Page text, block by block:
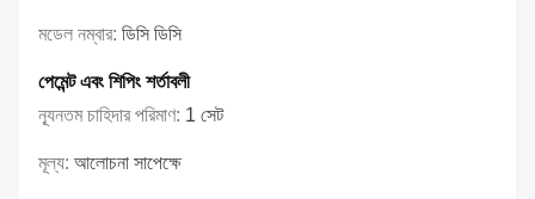
মডেল নম্বার: ডিসি ডিসি
পেমেন্ট এবং শিপিং শর্তাবলী
ন্যূনতম চাহিদার পরিমাণ: 1 সেট
মূল্য: আলোচনা সাপেক্ষে